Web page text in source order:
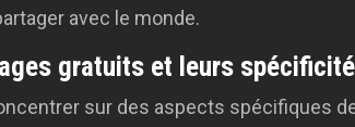
avec le monde.
gratuits et leurs
sur des aspects spécifiques